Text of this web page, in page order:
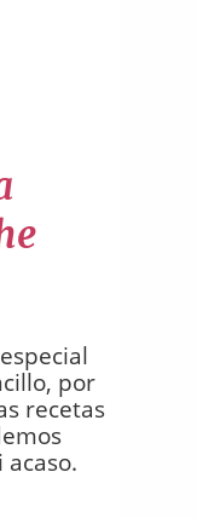
por
recetas